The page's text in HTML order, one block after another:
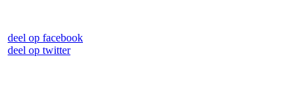
deel op facebook
deel op twitter